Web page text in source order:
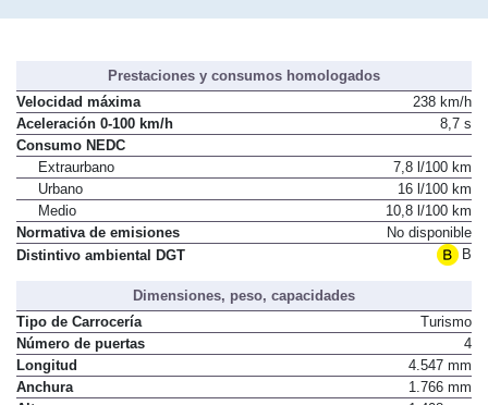
Prestaciones y consumos homologados
Velocidad máxima
238 km/h
Aceleración 0-100 km/h
8,7 s
Consumo NEDC
Extraurbano
7,8 l/100 km
Urbano
16 l/100 km
Medio
10,8 l/100 km
Normativa de emisiones
No disponible
Distintivo ambiental DGT
B
Dimensiones, peso, capacidades
Tipo de Carrocería
Turismo
Número de puertas
4
Longitud
4.547 mm
Anchura
1.766 mm